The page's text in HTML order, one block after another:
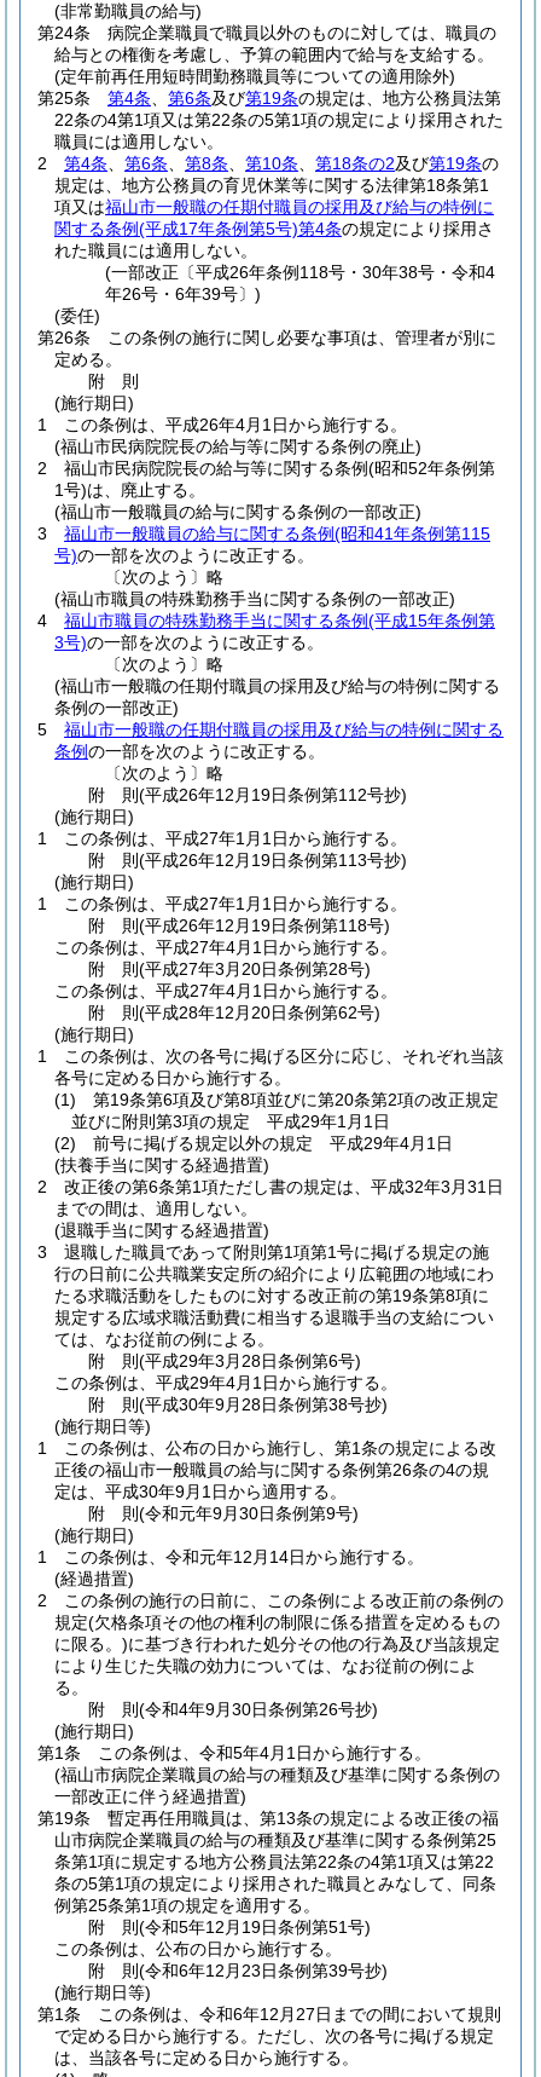
(非常勤職員の給与)
第24条
病院企業職員で職員以外のものに対しては、職員の
給与との権衡を考慮し、予算の範囲内で給与を支給する。
(定年前再任用短時間勤務職員等についての適用除外)
第25条
第4条 第6条及び第19条の規定は、地方公務員法第
22条の4第1項又は第22条の5第1項の規定により採用された
職員には適用しない。
2
第4条 第6条 第8条 第10条 第18条の2及び第19条の
規定は、地方公務員の育児休業等に関する法律第18条第1
項又は福山市一般職の任期付職員の採用及び給与の特例に
関する条例(平成17年条例第5号)第4条の規定により採用さ
れた職員には適用しない。
(一部改正〔平成26年条例118号・30年38号・令和4
年26号・6年39号〕)
(委任)
第26条
この条例の施行に関し必要な事項は、管理者が別に
定める。
附 則
(施行期日)
1
この条例は、平成26年4月1日から施行する。
(福山市民病院院長の給与等に関する条例の廃止)
2
福山市民病院院長の給与等に関する条例(昭和52年条例第
1号)は、廃止する。
(福山市一般職員の給与に関する条例の一部改正)
3
福山市一般職員の給与に関する条例(昭和41年条例第115
号)の一部を次のように改正する。
〔次のよう〕略
(福山市職員の特殊勤務手当に関する条例の一部改正)
4
福山市職員の特殊勤務手当に関する条例(平成15年条例第
3号)の一部を次のように改正する。
〔次のよう〕略
(福山市一般職の任期付職員の採用及び給与の特例に関する
条例の一部改正)
5
福山市一般職の任期付職員の採用及び給与の特例に関する
条例の一部を次のように改正する。
〔次のよう〕略
附 則(平成26年12月19日条例第112号抄)
(施行期日)
1
この条例は、平成27年1月1日から施行する。
附 則(平成26年12月19日条例第113号抄)
(施行期日)
1
この条例は、平成27年1月1日から施行する。
附 則(平成26年12月19日条例第118号)
この条例は、平成27年4月1日から施行する。
附 則(平成27年3月20日条例第28号)
この条例は、平成27年4月1日から施行する。
附 則(平成28年12月20日条例第62号)
(施行期日)
1
この条例は、次の各号に掲げる区分に応じ、それぞれ当該
各号に定める日から施行する。
(1)
第19条第6項及び第8項並びに第20条第2項の改正規定
並びに附則第3項の規定 平成29年1月1日
(2)
前号に掲げる規定以外の規定 平成29年4月1日
(扶養手当に関する経過措置)
2
改正後の第6条第1項ただし書の規定は、平成32年3月31日
までの間は、適用しない。
(退職手当に関する経過措置)
3
退職した職員であって附則第1項第1号に掲げる規定の施
行の日前に公共職業安定所の紹介により広範囲の地域にわ
たる求職活動をしたものに対する改正前の第19条第8項に
規定する広域求職活動費に相当する退職手当の支給につい
ては、なお従前の例による。
附 則(平成29年3月28日条例第6号)
この条例は、平成29年4月1日から施行する。
附 則(平成30年9月28日条例第38号抄)
(施行期日等)
1
この条例は、公布の日から施行し、第1条の規定による改
正後の福山市一般職員の給与に関する条例第26条の4の規
定は、平成30年9月1日から適用する。
附 則(令和元年9月30日条例第9号)
(施行期日)
1
この条例は、令和元年12月14日から施行する。
(経過措置)
2
この条例の施行の日前に、この条例による改正前の条例の
規定(欠格条項その他の権利の制限に係る措置を定めるもの
に限る。)に基づき行われた処分その他の行為及び当該規定
により生じた失職の効力については、なお従前の例によ
る。
附 則(令和4年9月30日条例第26号抄)
(施行期日)
第1条
この条例は、令和5年4月1日から施行する。
(福山市病院企業職員の給与の種類及び基準に関する条例の
一部改正に伴う経過措置)
第19条
暫定再任用職員は、第13条の規定による改正後の福
山市病院企業職員の給与の種類及び基準に関する条例第25
条第1項に規定する地方公務員法第22条の4第1項又は第22
条の5第1項の規定により採用された職員とみなして、同条
例第25条第1項の規定を適用する。
附 則(令和5年12月19日条例第51号)
この条例は、公布の日から施行する。
附 則(令和6年12月23日条例第39号抄)
(施行期日等)
第1条
この条例は、令和6年12月27日までの間において規則
で定める日から施行する。 ただし、次の各号に掲げる規定
は、当該各号に定める日から施行する。